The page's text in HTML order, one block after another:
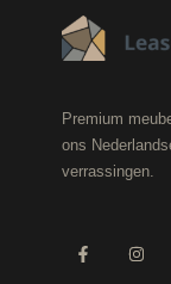
Premium
ons
verrassingen.